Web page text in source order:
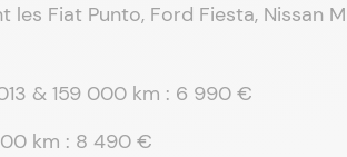
Fiat Punto, Ford Fiesta, Nissan
& 159 000 km : 6 990 €
km : 8 490 €